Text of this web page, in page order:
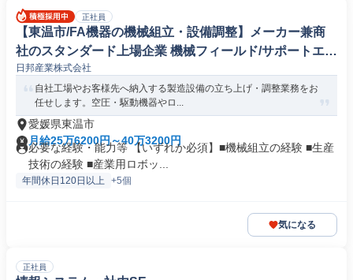
正社員
【東温市/FA機器の機械組立・設備調整】メーカー兼商
社のスタンダード上場企業 機械フィールド/サポートエン
ジニア
日邦産業株式会社
自社工場やお客様先へ納入する製造設備の立ち上げ・調整業務をお
任せします。空圧・駆動機器やロ...
愛媛県東温市
月給25万6200円～40万3200円
必要な経験・能力等 【いずれか必須】■機械組立の経験 ■生産
技術の経験 ■産業用ロボッ...
年間休日120日以上 +5個
気になる
正社員